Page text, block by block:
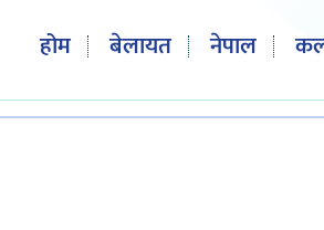
होम बेलायत नेपाल